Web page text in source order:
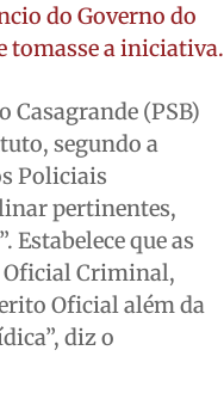
do Governo do
tomasse a iniciativa.
Casagrande (PSB)
segundo a
Policiais
pertinentes,
Estabelece que as
Oficial Criminal,
Oficial além da
diz o